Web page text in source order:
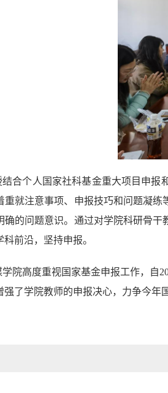
合个人国家社科基金重大项目申报
重就注意事项、申报技巧和问题凝
确的问题意识。通过对学院科研骨
前沿，坚持申报。
学院高度重视国家基金申报工作，自
强了学院教师的申报决心，力争今年